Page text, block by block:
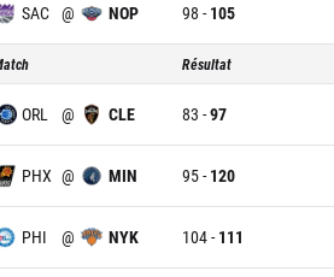
SAC @ NOP 98 - 105
Résultat
ORL @ CLE 83 -97
PHX @ MIN 95- 120
PHI @ NYK 104- 111